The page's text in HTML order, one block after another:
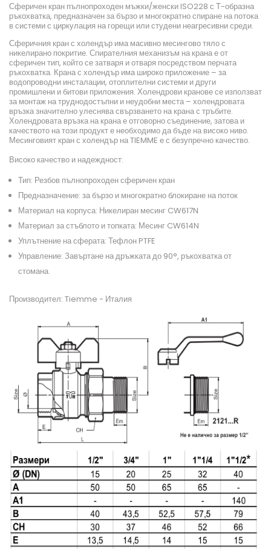
Сферичен кран пълнопроходен мъжки/женски ISO228 с Т-образна
ръкохватка, предназначен за бързо и многократно спиране на потока
в системи с циркулация на горещи или студени неагресивни среди.
Сферичния кран с холендър има масивно месингово тяло с
никелирано покритие. Спирателния механизъм на крана е от
сферичен тип, който се затваря и отваря посредством перчата
ръкохватка. Крана с холендър има широко приложение – за
водопроводни инсталации, отоплителни системи и други
промишлени и битови приложения. Холендрови кранове се използват
за монтаж на труднодостъпни и неудобни места – холендровата
връзка значително улеснява свързването на крана с тръбите.
Холендровата връзка на крана е отговорно съединение, затова и
качеството на този продукт е необходимо да бъде на високо ниво.
Месинговият кран с холендър на TIEMME е с безупречно качество.
Високо качество и надеждност:
Тип: Резбов пълнопроходен сферичен кран
Предназначение: за бързо и многократно блокиране на поток
Материал на корпуса: Никелиран месинг CW617N
Материал за стъблото и топката: Месинг CW614N
Уплътнение на сферата: Тефлон PTFE
Управление: Завъртане на дръжката до 90°, ръкохватка от
стомана.
Производител: Tiemme - Италия